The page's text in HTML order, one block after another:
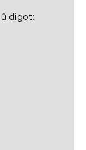
digot: